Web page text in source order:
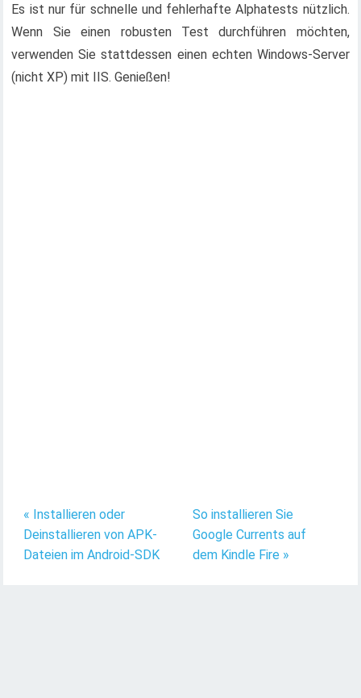
Es ist nur für schnelle und fehlerhafte Alphatests nützlich.
Wenn Sie einen robusten Test durchführen möchten,
verwenden Sie stattdessen einen echten Windows-Server
(nicht XP) mit IIS. Genießen!
« Installieren oder
Deinstallieren von APK-
Dateien im Android-SDK
So installieren Sie
Google Currents auf
dem Kindle Fire »